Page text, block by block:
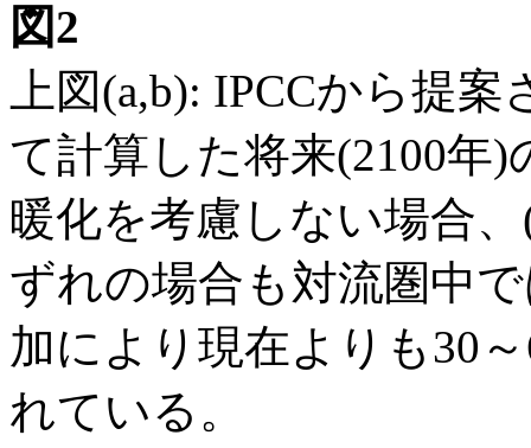
図2
上図(a,b): IPCCから提
て計算した将来(2100年
暖化を考慮しない場合
ずれの場合も対流圏中
加により現在よりも30
れている。